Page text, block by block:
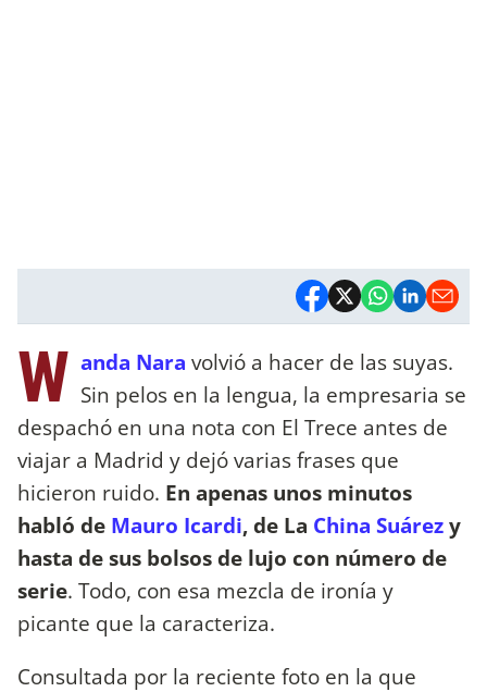
W anda Nara volvió a hacer de las suyas.
Sin pelos en la lengua, la empresaria se
despachó en una nota con El Trece antes de
viajar a Madrid y dejó varias frases que
hicieron ruido. En apenas unos minutos
habló de Mauro Icardi, de La China Suárezy
hasta de sus bolsos de lujo con número de
serie. Todo, con esa mezcla de ironía y
picante que la caracteriza.
Consultada por la reciente foto en la que